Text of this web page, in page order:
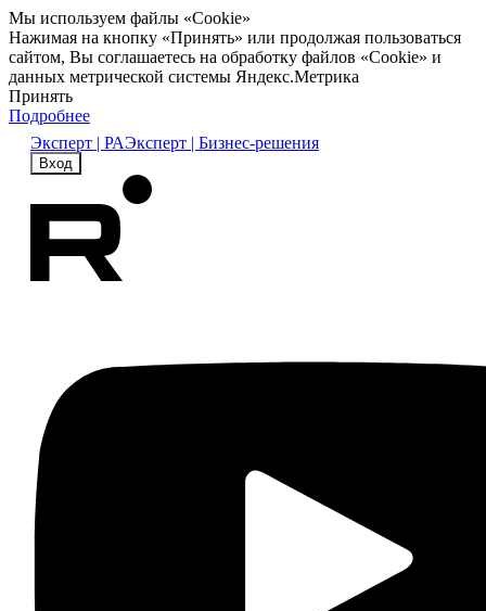
Мы используем файлы «Cookie»
Нажимая на кнопку «Принять» или продолжая пользоваться
сайтом, Вы соглашаетесь на обработку файлов «Cookie» и
данных метрической системы Яндекс.Метрика
Принять
Подробнее
Эксперт | РАЭксперт | Бизнес-решения
Вход